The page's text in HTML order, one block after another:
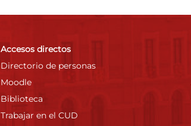
Accesos directos
Directorio de personas
Moodle
Biblioteca
Trabajar en el CUD